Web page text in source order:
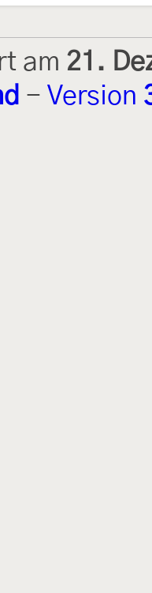
am 21.
- Version